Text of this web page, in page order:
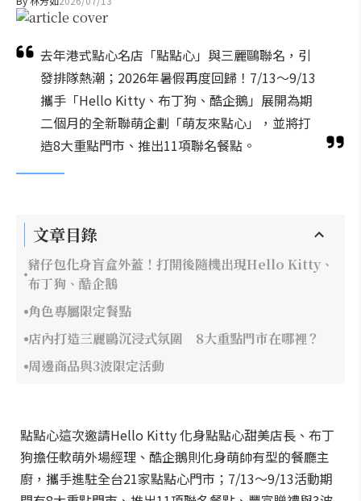
去年港式點心名店「點點心」與三麗鷗聯名，引
發排隊熱潮；2026年暑假再度回歸！7/13～9/13
攜手「Hello Kitty、布丁狗、酷企鵝」展開為期
二個月的全新聯萌企劃「萌友來點心」，並將打
造8大重點門市、推出11項聯名餐點。
文章目錄
豬仔包化身盲盒外蓋！打開後隨機出現Hello Kitty、
布丁狗、酷企鵝
角色專屬限定餐點
店內打造三麗鷗沉浸式氛圍 8大重點門市在哪裡？
周邊商品與3波限定活動
點點心這次邀請Hello Kitty 化身點點心甜美店長、布丁
狗擔任軟萌外場經理、酷企鵝則化身萌帥有型的餐廳主
廚，攜手進駐全台21家點點心門市；7/13～9/13活動期